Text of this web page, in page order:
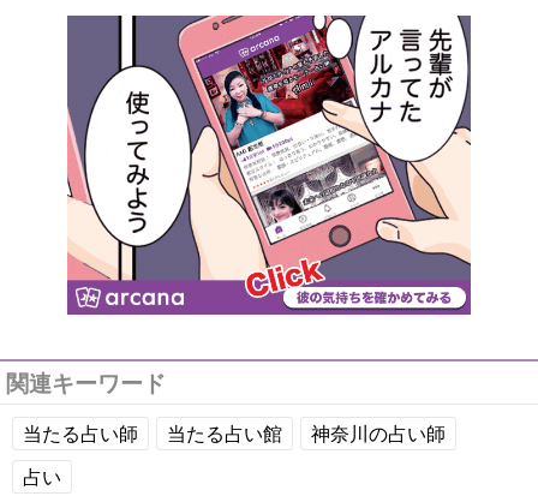
関連キーワード
当たる占い師 当たる占い館
神奈川の占い師
占い